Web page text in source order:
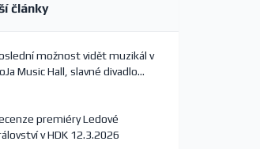
články
možnost vidět muzikál v
Music Hall, slavné divadlo
premiéry Ledové
v HDK 12.3.2026